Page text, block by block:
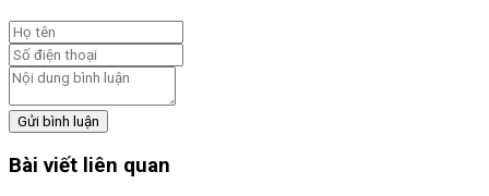
Gửi bình luận
Bài viết liên quan